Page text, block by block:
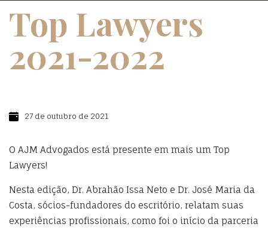
Top Lawyers
2021-2022
27 de outubro de 2021
O AJM Advogados está presente em mais um Top
Lawyers!
Nesta edição, Dr. Abrahão Issa Neto e Dr. José Maria da
Costa, sócios-fundadores do escritório, relatam suas
experiências profissionais, como foi o início da parceria